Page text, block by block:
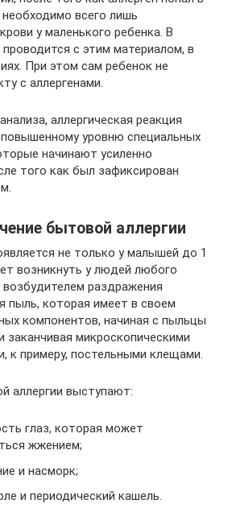
всего лишь
у маленького ребенка. В
с этим материалом, в
При этом сам ребенок не
с аллергенами.
аллергическая реакция
повышенному уровню специальных
начинают усиленно
того как был зафиксирован
бытовой аллергии
не только у малышей до 1
возникнуть у людей любого
раздражения
пыль, которая имеет в своем
компонентов, начиная с пыльцы
заканчивая микроскопическими
к примеру, постельными клещами.
аллергии выступают:
глаз, которая может
жжением;
и насморк;
и периодический кашель.